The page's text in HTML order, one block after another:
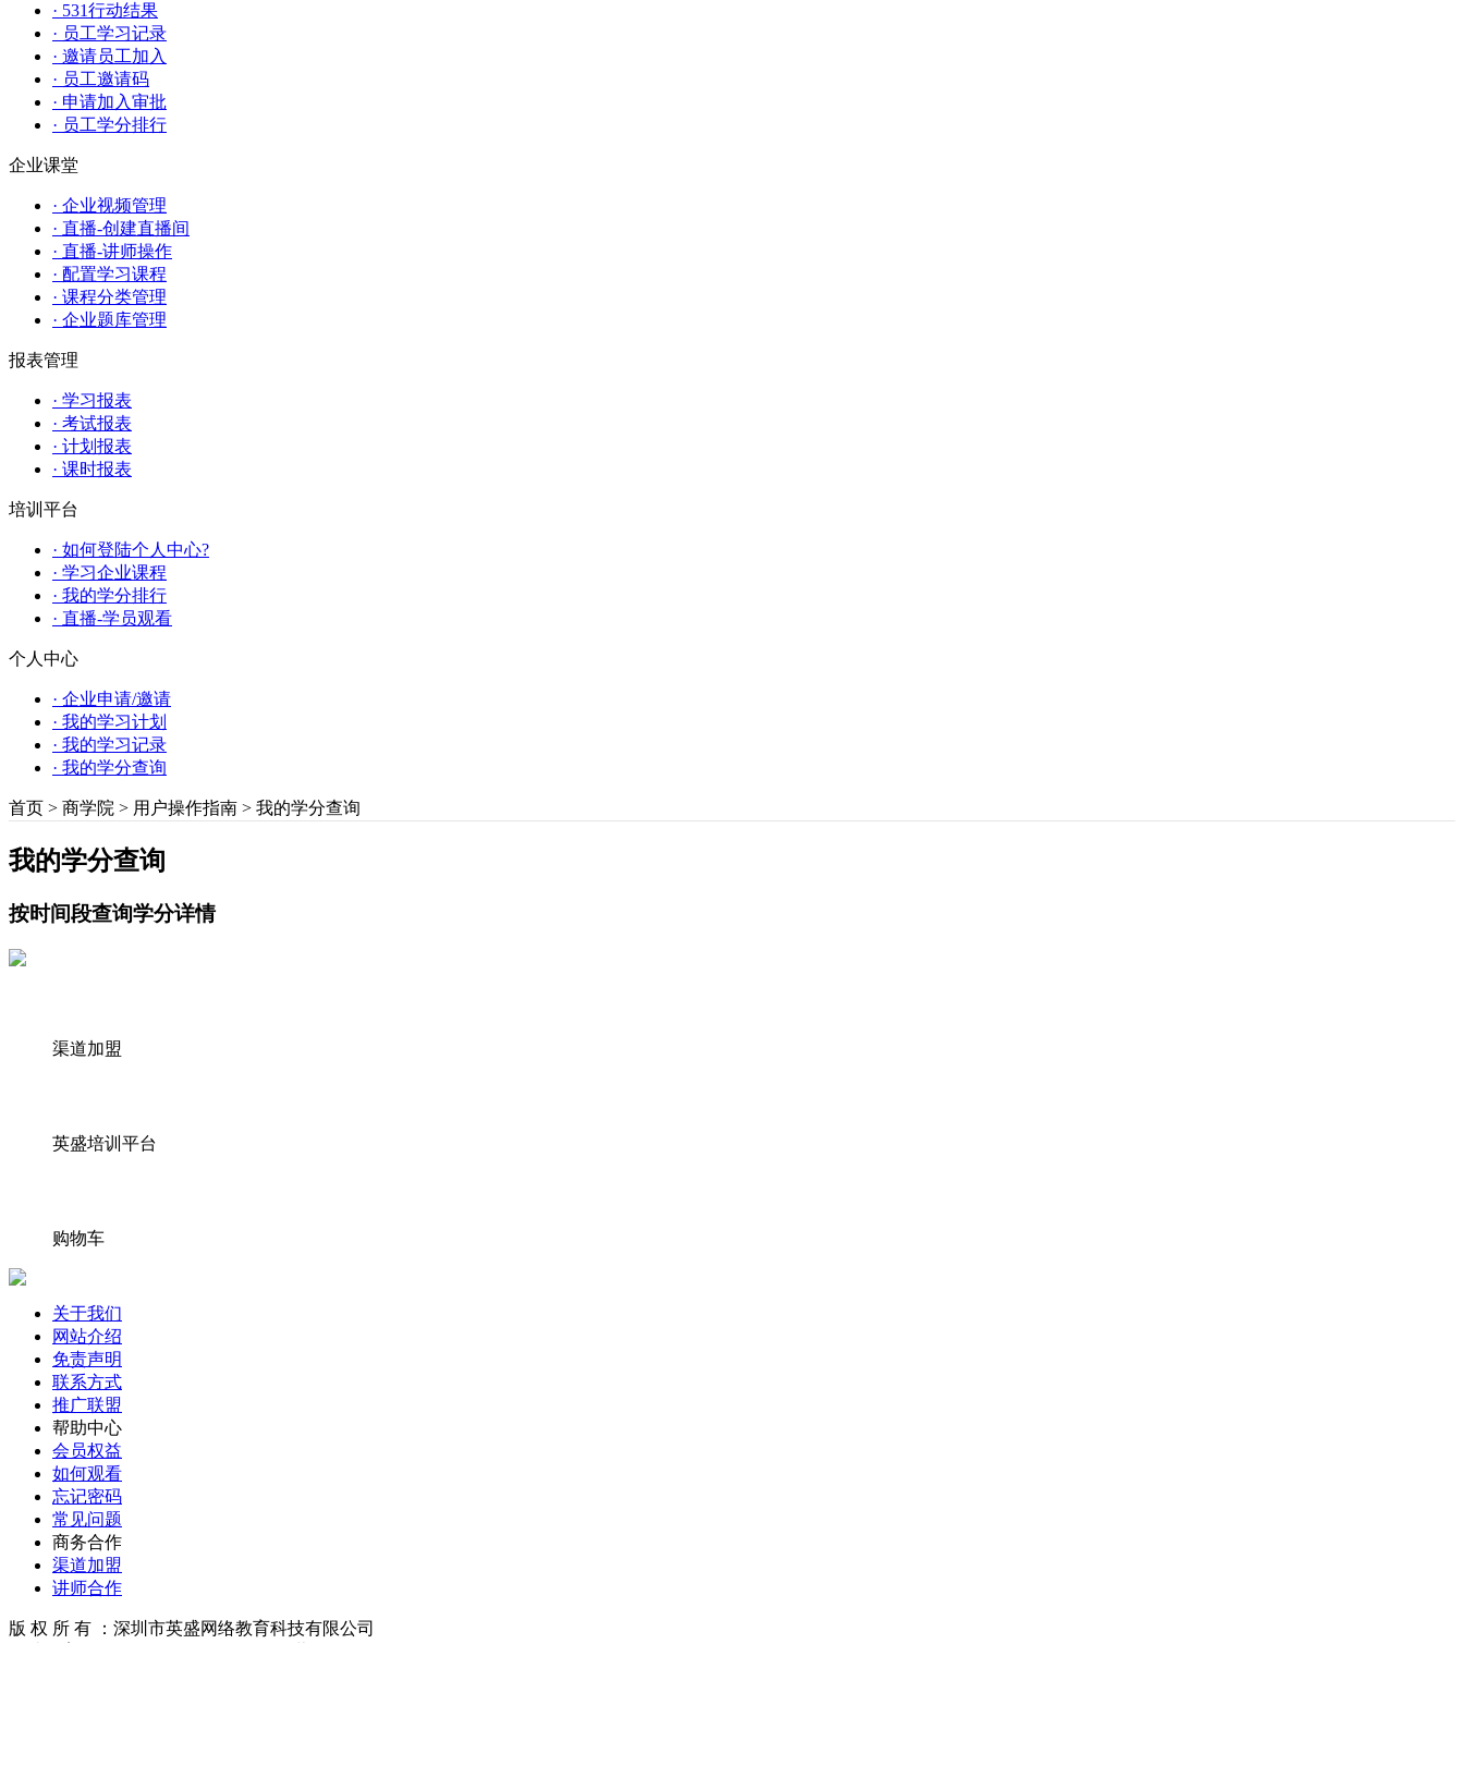
· 531行动结果
· 员工学习记录
· 邀请员工加入
· 员工邀请码
· 申请加入审批
· 员工学分排行
企业课堂
· 企业视频管理
· 直播-创建直播间
· 直播-讲师操作
· 配置学习课程
· 课程分类管理
· 企业题库管理
报表管理
· 学习报表
· 考试报表
· 计划报表
· 课时报表
培训平台
· 如何登陆个人中心?
· 学习企业课程
· 我的学分排行
· 直播-学员观看
个人中心
· 企业申请/邀请
· 我的学习计划
· 我的学习记录
· 我的学分查询
首页 > 商学院 > 用户操作指南 > 我的学分查询
我的学分查询
按时间段查询学分详情
渠道加盟
英盛培训平台
购物车
关于我们
网站介绍
免责声明
联系方式
推广联盟
帮助中心
会员权益
如何观看
忘记密码
常见问题
商务合作
渠道加盟
讲师合作
版 权 所 有 ：深圳市英盛网络教育科技有限公司